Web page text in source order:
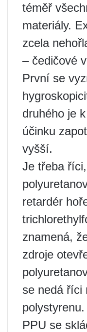
téměř
materiály.
zcela
– čedičové
První se
druhého je
účinku
vyšší.
Je třeba
retardér
znamená,
zdroje
se nedá říci
polystyrenu.
PPU se